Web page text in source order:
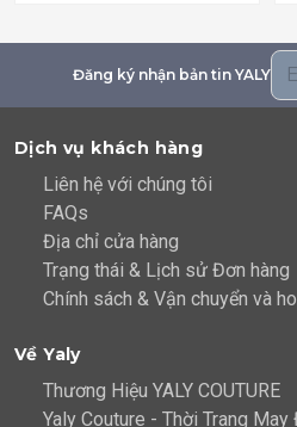
Đăng ký nhận bản tin YALY
Dịch vụ khách hàng
Liên hệ với chúng tôi
FAQs
Địa chỉ cửa hàng
Trạng thái & Lịch sử Đơn hàng
Chính sách & Vận chuyển và
Về Yaly
Thương Hiệu YALY COUTURE
Yaly Couture - Thời Trang May